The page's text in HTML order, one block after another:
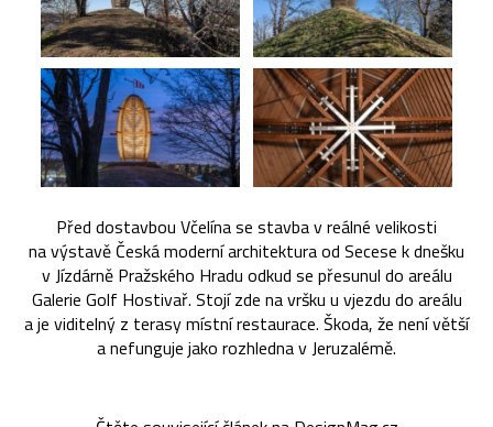
Před dostavbou Včelína se stavba v reálné velikosti
na výstavě Česká moderní architektura od Secese k dnešku
v Jízdárně Pražského Hradu odkud se přesunul do areálu
Galerie Golf Hostivař. Stojí zde na vršku u vjezdu do areálu
a je viditelný z terasy místní restaurace. Škoda, že není větší
a nefunguje jako rozhledna v Jeruzalémě.